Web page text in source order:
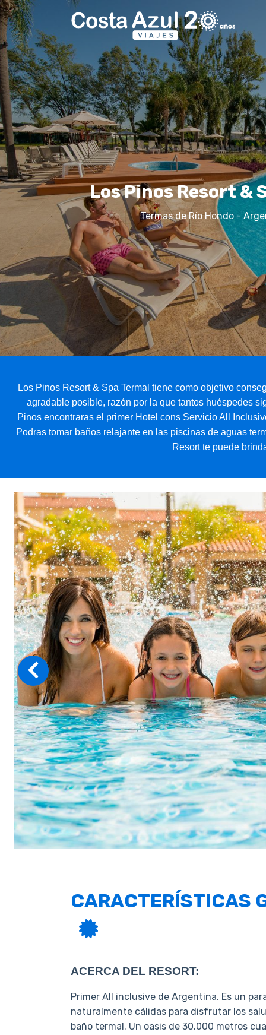
Los Pinos Resort &
Termas de Río Hondo -
Los Pinos Resort & Spa Termal tiene como objetivo
agradable posible, razón por la que tantos huéspedes
Pinos encontraras el primer Hotel cons Servicio All
Podras tomar baños relajante en las piscinas de aguas
Resort te puede
CARACTERÍSTICAS
ACERCA DEL RESORT:
Primer All inclusive de Argentina. Es un
naturalmente cálidas para disfrutar los
baño termal. Un oasis de 30.000 metros